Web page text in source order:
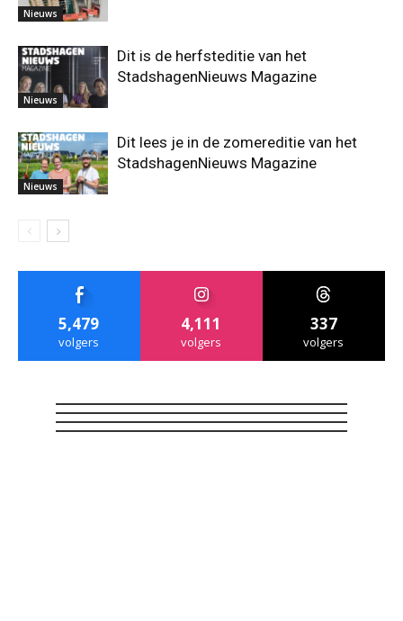
Nieuws
Nieuws
Dit is de herfsteditie van het
StadshagenNieuws Magazine
Nieuws
Dit lees je in de zomereditie van het
StadshagenNieuws Magazine
5,479
volgers
4,111
volgers
337
volgers